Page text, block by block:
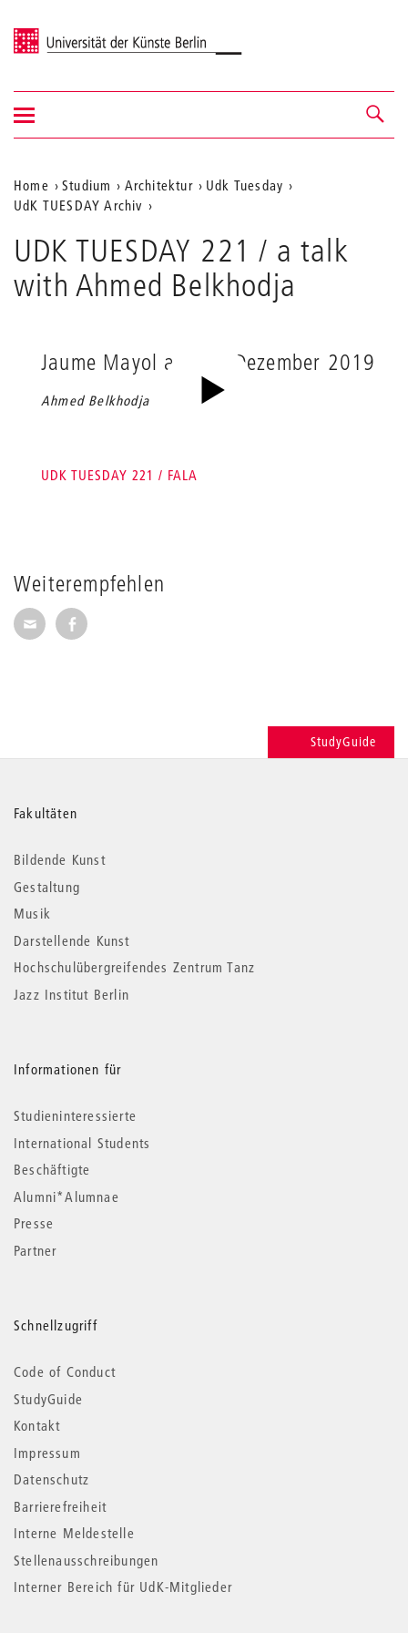
Universität der Künste Berlin
Navigation &
Suche
Navigation
ein-/ausblenden
Aktuelle
Position
auf
der
Webseite
Home Studium Architektur
Udk Tuesday
UdK TUESDAY Archiv
UDK TUESDAY 221 / a talk
with Ahmed Belkhodja
Weiterempfehlen
Seite per E-Mail weiterempfehlen
Seite auf Facebook weiterempfehlen
Jaume Mayol am 10. Dezember 2019
Ahmed Belkhodja
UDK TUESDAY 221 / FALA
StudyGuide
Weitere
Informationen
Fakultäten
Bildende Kunst
Gestaltung
Musik
Darstellende Kunst
Hochschulübergreifendes Zentrum Tanz
Jazz Institut Berlin
Informationen für
Studieninteressierte
International Students
Beschäftigte
Alumni*Alumnae
Presse
Partner
Schnellzugriff
Code of Conduct
StudyGuide
Kontakt
Impressum
Datenschutz
Barrierefreiheit
Interne Meldestelle
Stellenausschreibungen
Interner Bereich für UdK-Mitglieder